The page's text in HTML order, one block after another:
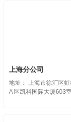
上海分公司
地址： 上海市徐汇区
A 区凯科国际大厦603